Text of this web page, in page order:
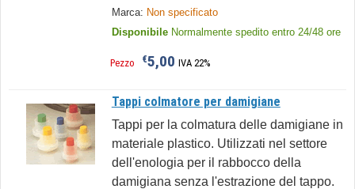
Marca: Non specificato
Disponibile Normalmente spedito entro 24/48 ore
Pezzo €5,00 IVA 22%
Tappi colmatore per damigiane
Tappi per la colmatura delle damigiane in
materiale plastico. Utilizzati nel settore
dell'enologia per il rabbocco della
damigiana senza l'estrazione del tappo.